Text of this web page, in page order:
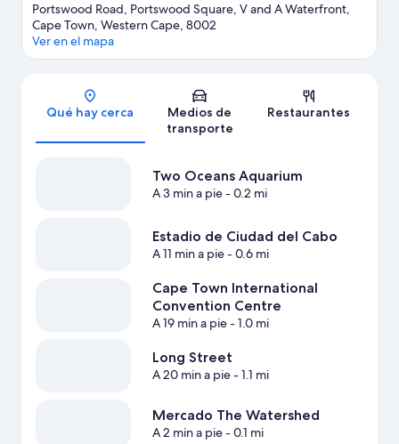
Portswood Road, Portswood Square, V and A Waterfront,
Cape Town, Western Cape, 8002
Ver en el mapa
Qué hay cerca
Medios de
transporte
Restaurantes
Two Oceans Aquarium
A 3 min a pie- 0.2 mi
Estadio de Ciudad del Cabo
A 11 min a pie- 0.6 mi
Cape Town International
Convention Centre
A 19 min a pie- 1.0 mi
Long Street
A 20 min a pie- 1.1 mi
Mercado The Watershed
A 2 min a pie- 0.1 mi